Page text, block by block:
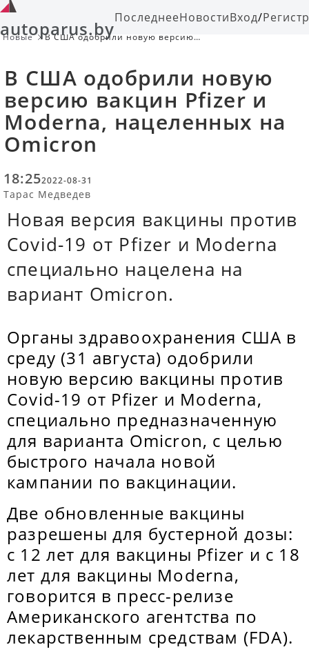
autoparus.byПоследнееНовостиВход/
Новые
В США одобрили новую версию
В США одобрили новую
версию вакцин Pfizer и
Moderna, нацеленных на
Omicron
18:252022-08-31
Тарас Медведев
Новая версия вакцины против
Covid-19 от Pfizer и Moderna
специально нацелена на
вариант Omicron.
Органы здравоохранения США в
среду (31 августа) одобрили
новую версию вакцины против
Covid-19 от Pfizer и Moderna,
специально предназначенную
для варианта Omicron, с целью
быстрого начала новой
кампании по вакцинации.
Две обновленные вакцины
разрешены для бустерной дозы:
с 12 лет для вакцины Pfizer и с 18
лет для вакцины Moderna,
говорится в пресс-релизе
Американского агентства по
лекарственным средствам (FDA).